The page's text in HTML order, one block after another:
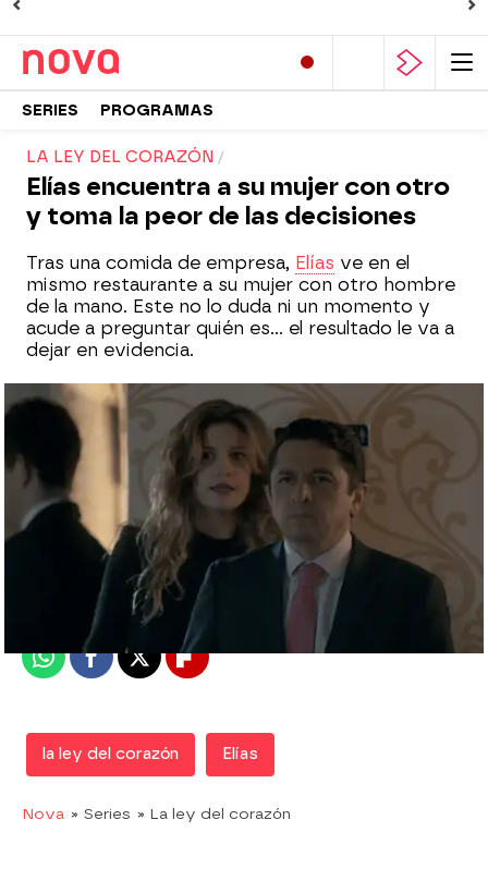
SERIES PROGRAMAS
LA LEY DEL CORAZÓN
Elías encuentra a su mujer con otro
y toma la peor de las decisiones
Tras una comida de empresa, Elías ve en el
mismo restaurante a su mujer con otro hombre
de la mano. Este no lo duda ni un momento y
acude a preguntar quién es... el resultado le va a
dejar en evidencia.
Madrid
Publicado: 08 de agosto de 2017, 21:33
WhatsappFacebook
X Flipboard
la ley del corazón Elías
Nova » Series » La ley del corazón